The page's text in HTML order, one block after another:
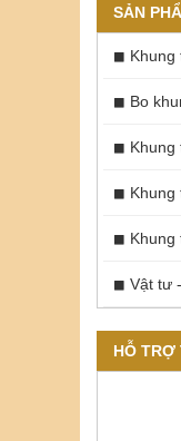
SẢN
Khung
Bo
Khung
Khung
Khung
Vật tư
HỖ TRỢ